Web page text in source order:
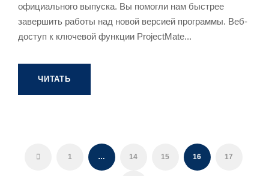
официального выпуска. Вы помогли нам быстрее
завершить работы над новой версией программы. Веб-
доступ к ключевой функции ProjectMate...
ЧИТАТЬ
1 … 14 15 16 17